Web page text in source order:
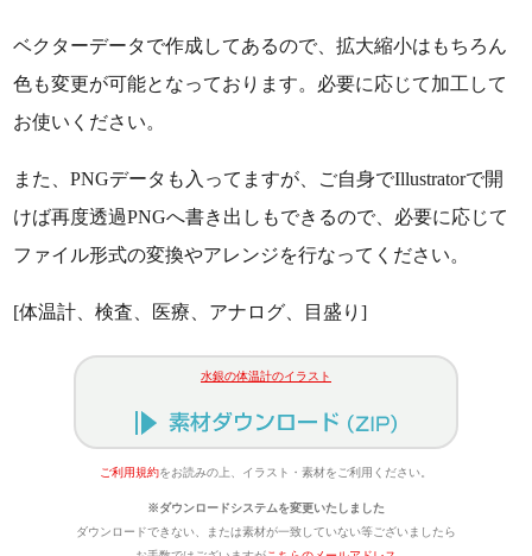
ベクターデータで作成してあるので、拡大縮小はもちろん
色も変更が可能となっております。必要に応じて加工して
お使いください。
また、PNGデータも入ってますが、ご自身でIllustratorで開
けば再度透過PNGへ書き出しもできるので、必要に応じて
ファイル形式の変換やアレンジを行なってください。
[体温計、検査、医療、アナログ、目盛り]
水銀の体温計のイラスト
ご利用規約をお読みの上、イラスト・素材をご利用ください。
※ダウンロードシステムを変更いたしました
ダウンロードできない、または素材が一致していない等ございましたら